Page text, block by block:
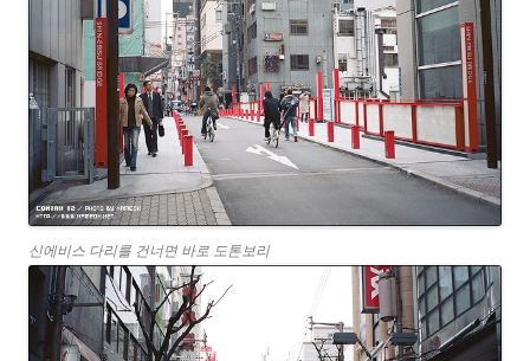
신에비스 다리를 건너면 바로 도톤보리